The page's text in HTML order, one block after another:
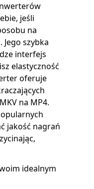
jeśli
na
szybka
interfejs
elastyczność
oferuje
na MP4.
jakość nagrań
idealnym